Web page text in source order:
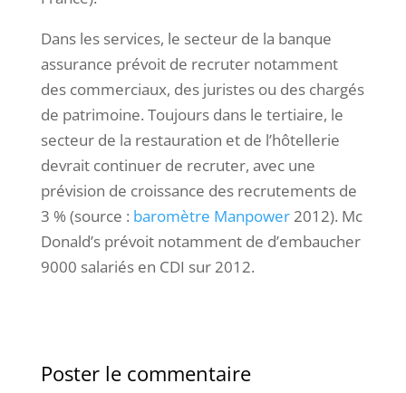
Dans les services, le secteur de la banque
assurance prévoit de recruter notamment
des commerciaux, des juristes ou des chargés
de patrimoine. Toujours dans le tertiaire, le
secteur de la restauration et de l’hôtellerie
devrait continuer de recruter, avec une
prévision de croissance des recrutements de
3 % (source : baromètre Manpower2012). Mc
Donald’s prévoit notamment de d’embaucher
9000 salariés en CDI sur 2012.
Poster le commentaire